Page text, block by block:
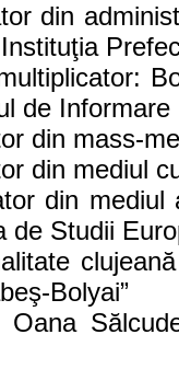
din
de Informare
din mass-
din mediul
din
de Studii
Bolyai”